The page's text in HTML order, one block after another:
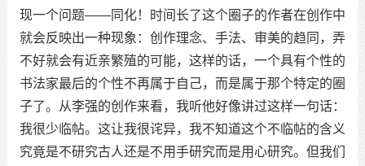
现一个问题——同化！时间长了这个圈子的作者在创作中
就会反映出一种现象：创作理念、手法、审美的趋同，弄
不好就会有近亲繁殖的可能，这样的话，一个具有个性的
书法家最后的个性不再属于自己，而是属于那个特定的圈
子了。从李强的创作来看，我听他好像讲过这样一句话：
我很少临帖。这让我很诧异，我不知道这个不临帖的含义
究竟是不研究古人还是不用手研究而是用心研究。但我们